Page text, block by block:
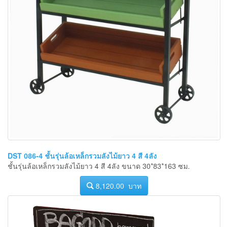
DST 086-4 ชั้นรุ่นล้อเหล็กรวมลังไม้ยาว 4 สี 4ลัง
ชั้นรุ่นล้อเหล็กรวมลังไม้ยาว 4 สี 4ลัง ขนาด 30*83*163 ซม.
8,120.00 บาท